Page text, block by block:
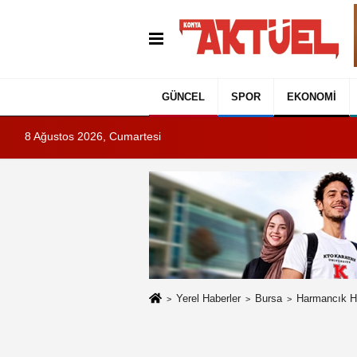
GÜNCEL SPOR EKONOMI
8 Ağustos 2026, Cumartesi
Yerel Haberler Bursa Harmancık